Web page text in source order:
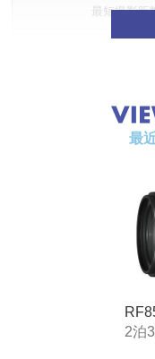
最短撮影距
最大径×長
最
2泊